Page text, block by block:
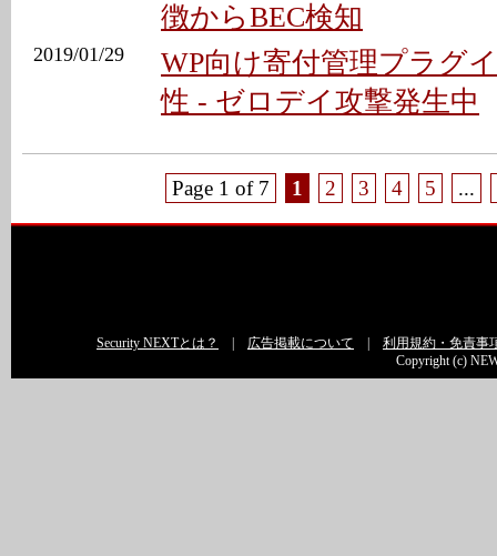
徴からBEC検知
2019/01/29
WP向け寄付管理プラグ
性 - ゼロデイ攻撃発生中
Page 1 of 7 1 2 3 4 5 ...
Security NEXTとは？ 広告掲載について
利用規約・免責事
Copyright (c)